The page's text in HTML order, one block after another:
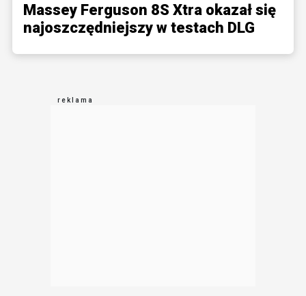
Massey Ferguson 8S Xtra okazał się
najoszczędniejszy w testach DLG